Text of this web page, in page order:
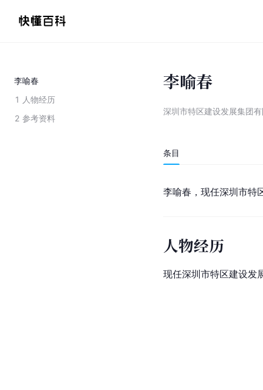
李喻春
1 人物经历
2 参考资料
李喻春
深圳市特区建设发展集团
条目
李喻春，现任深圳市特
人物经历
现任深圳市特区建设发